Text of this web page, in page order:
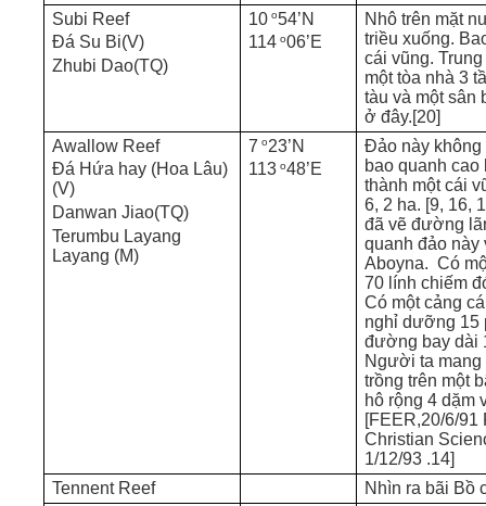
Subi Reef
Đá Su Bi(V)
Zhubi Dao(TQ)
10 o54’N
114 o06’E
Nhô trên mặt
triều xuống.
cái vũng.
một tòa nhà 3
tàu và một sân
ở đây.[20]
Awallow Reef
Đá Hứa hay (Hoa Lâu)
(V)
Danwan Jiao(TQ)
Terumbu Layang
Layang (M)
7 o23’N
113 o48’E
Đảo này không
bao quanh
thành một cái
6, 2 ha. [9, 16,
đã vẽ đường
quanh đảo này
Aboyna. Có
70 lính chiếm
Có một cảng
nghỉ dưỡng 15
đường bay dài
Người ta mang
trồng trên một
hô rộng 4 dặm
[FEER,20/6/91
Christian
1/12/93 .14]
Tennent Reef
Nhìn ra bãi Bồ